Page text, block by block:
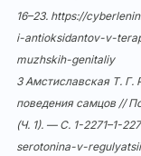
16–23. https://
i-antioksidantov-v-
muzhskih-genitaliy
3 Амстиславская Т. Г.
поведения самцов //
(Ч. 1). — С. 1-2271–1-
serotonina-v-